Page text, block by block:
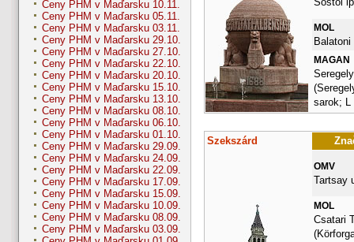
Ceny PHM v Maďarsku 10.11.
Ceny PHM v Maďarsku 05.11.
Ceny PHM v Maďarsku 03.11.
Ceny PHM v Maďarsku 29.10.
Ceny PHM v Maďarsku 27.10.
Ceny PHM v Maďarsku 22.10.
Ceny PHM v Maďarsku 20.10.
Ceny PHM v Maďarsku 15.10.
Ceny PHM v Maďarsku 13.10.
Ceny PHM v Maďarsku 08.10.
Ceny PHM v Maďarsku 06.10.
Ceny PHM v Maďarsku 01.10.
Ceny PHM v Maďarsku 29.09.
Ceny PHM v Maďarsku 24.09.
Ceny PHM v Maďarsku 22.09.
Ceny PHM v Maďarsku 17.09.
Ceny PHM v Maďarsku 15.09.
Ceny PHM v Maďarsku 10.09.
Ceny PHM v Maďarsku 08.09.
Ceny PHM v Maďarsku 03.09.
MOL
Balatoni
MAGAN
sarok; L
Szekszárd
OMV
Tartsay
MOL
Csatari